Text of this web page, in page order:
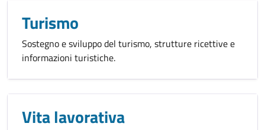
Turismo
Sostegno e sviluppo del turismo, strutture ricettive e
informazioni turistiche.
Vita lavorativa